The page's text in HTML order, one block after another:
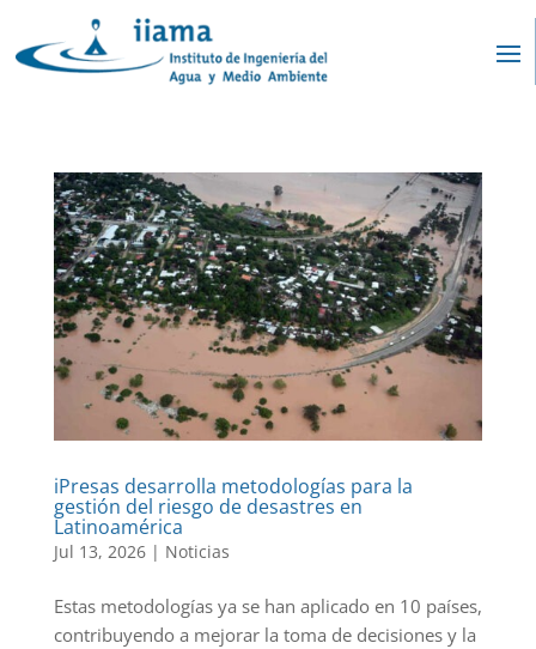
iPresas desarrolla metodologías para la
gestión del riesgo de desastres en
Latinoamérica
Jul 13, 2026| Noticias
Estas metodologías ya se han aplicado en 10 países,
contribuyendo a mejorar la toma de decisiones y la